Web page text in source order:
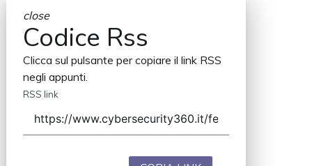
close
Codice Rss
Clicca sul pulsante per copiare il link RSS
negli appunti.
RSS link